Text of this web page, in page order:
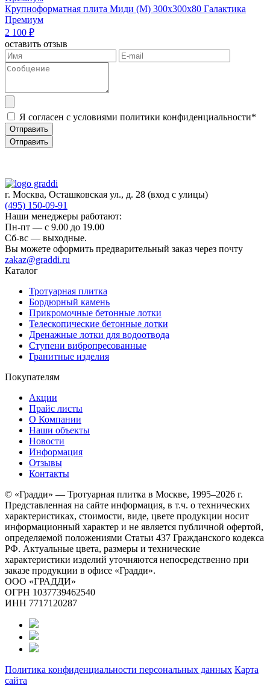
Крупноформатная плита Миди (М) 300х300х80 Галактика
Премиум
2 100 ₽
оставить отзыв
Я согласен с условиями политики конфиденциальности*
Отправить
Отправить
г. Москва, Осташковская ул., д. 28 (вход с улицы)
(495) 150-09-91
Наши менеджеры работают:
Пн-пт — c 9.00 до 19.00
Сб-вс — выходные.
Вы можете оформить предварительный заказ через почту
zakaz@graddi.ru
Каталог
Тротуарная плитка
Бордюрный камень
Прикромочные бетонные лотки
Телескопические бетонные лотки
Дренажные лотки для водоотвода
Ступени вибропресованные
Гранитные изделия
Покупателям
Акции
Прайс листы
О Компании
Наши объекты
Новости
Информация
Отзывы
Контакты
© «Градди» — Тротуарная плитка в Москве, 1995–2026 г.
Представленная на сайте информация, в т.ч. о технических
характеристиках, стоимости, виде, цвете продукции носит
информационный характер и не является публичной офертой,
определяемой положениями Статьи 437 Гражданского кодекса
РФ. Актуальные цвета, размеры и технические
характеристики изделий уточняются непосредственно при
заказе продукции в офисе «Градди».
ООО «ГРАДДИ»
ОГРН 1037739462540
ИНН 7717120287
Политика конфиденциальности персональных данных Карта
сайта